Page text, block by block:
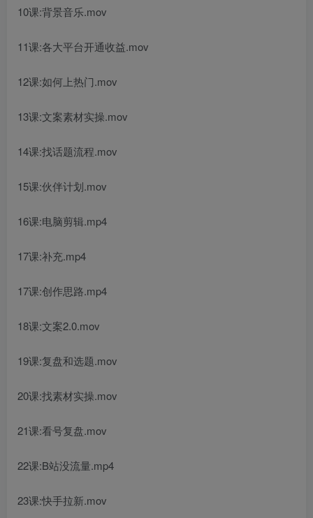
10课:背景音乐.mov
11课:各大平台开通收益.mov
12课:如何上热门.mov
13课:文案素材实操.mov
14课:找话题流程.mov
15课:伙伴计划.mov
16课:电脑剪辑.mp4
17课:补充.mp4
17课:创作思路.mp4
18课:文案2.0.mov
19课:复盘和选题.mov
20课:找素材实操.mov
21课:看号复盘.mov
22课:B站没流量.mp4
23课:快手拉新.mov